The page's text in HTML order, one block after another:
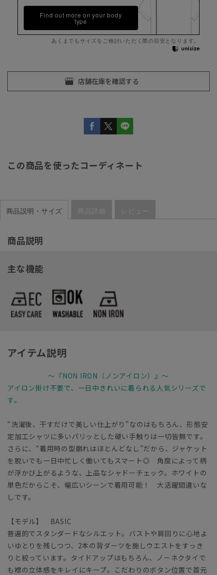
Find out more on your body
type
あくまでもサイズをご検討いただく際の目安となります。
この商品を使ったコーディネート
商品説明・サイズ 商品詳細 レビュー
商品説明
主な機能
アイテム説明
～『NON IRON（ノンアイロン）』～
アイロン掛け不要で、一日中きれいに着られる人気シリーズで
す。
“洗濯後、干すだけで美しい仕上がり”なのはもちろん、形態安
定加工シャツに多いパリッとした硬い手触りは一切皆無です。
さらに、“着用時の型崩れはほとんどなし”だから、ジャケット
を脱いでも一日中忙しく働いてもスマート◎ 角度によって柄
が浮かび上がるような、上品なシャドーチェック。ホワイトの
単色だからこそ、幅広いシーンで着用可能！ 大活躍間違いな
しです。
【モデル】 BASIC
普遍的でスタンダードなシルエット。バストや肩回りに心地よ
いゆとりを残しつつ、2本の背ダーツを施しウエストをすっき
りと絞っています。タイドアップはもちろん、ノーネクタイで
も襟の立体感をキレイにキープ。こだわりのボタン位置で首元